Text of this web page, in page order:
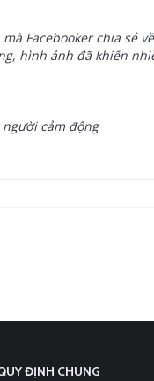
Facebooker chia sẻ
hình ảnh đã khiến
cảm động
ĐỊNH CHUNG